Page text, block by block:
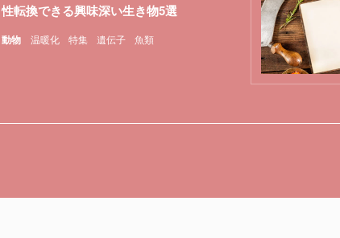
動物 温暖化 特集 遺伝子 魚類
性転換できる興味深い生き物5選